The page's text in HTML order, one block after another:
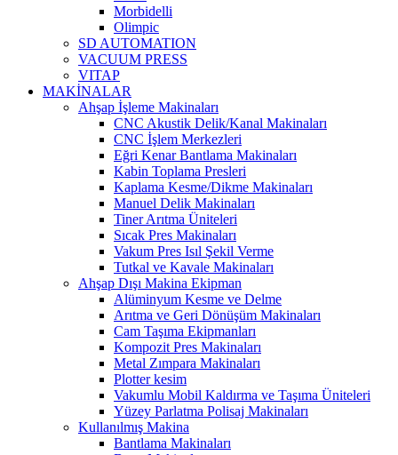
Morbidelli
Olimpic
SD AUTOMATION
VACUUM PRESS
VITAP
MAKİNALAR
Ahşap İşleme Makinaları
CNC Akustik Delik/Kanal Makinaları
CNC İşlem Merkezleri
Eğri Kenar Bantlama Makinaları
Kabin Toplama Presleri
Kaplama Kesme/Dikme Makinaları
Manuel Delik Makinaları
Tiner Arıtma Üniteleri
Sıcak Pres Makinaları
Vakum Pres Isıl Şekil Verme
Tutkal ve Kavale Makinaları
Ahşap Dışı Makina Ekipman
Alüminyum Kesme ve Delme
Arıtma ve Geri Dönüşüm Makinaları
Cam Taşıma Ekipmanları
Kompozit Pres Makinaları
Metal Zımpara Makinaları
Plotter kesim
Vakumlu Mobil Kaldırma ve Taşıma Üniteleri
Yüzey Parlatma Polisaj Makinaları
Kullanılmış Makina
Bantlama Makinaları